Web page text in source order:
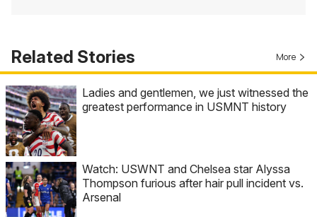
Related Stories More
Ladies and gentlemen, we just witnessed the
greatest performance in USMNT history
Watch: USWNT and Chelsea star Alyssa
Thompson furious after hair pull incident vs.
Arsenal